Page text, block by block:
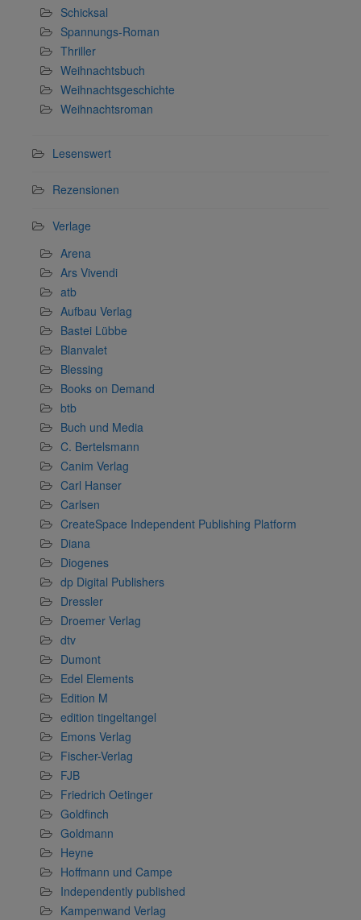
Schicksal
Spannungs-Roman
Thriller
Weihnachtsbuch
Weihnachtsgeschichte
Weihnachtsroman
Lesenswert
Rezensionen
Verlage
Arena
Ars Vivendi
atb
Aufbau Verlag
Bastei Lübbe
Blanvalet
Blessing
Books on Demand
btb
Buch und Media
C. Bertelsmann
Canim Verlag
Carl Hanser
Carlsen
CreateSpace Independent Publishing Platform
Diana
Diogenes
dp Digital Publishers
Dressler
Droemer Verlag
dtv
Dumont
Edel Elements
Edition M
edition tingeltangel
Emons Verlag
Fischer-Verlag
FJB
Friedrich Oetinger
Goldfinch
Goldmann
Heyne
Hoffmann und Campe
Independently published
Kampenwand Verlag